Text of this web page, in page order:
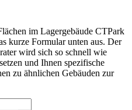
im Lagergebäude CTPark
kurze Formular unten aus. Der
wird sich so schnell wie
und Ihnen spezifische
zu ähnlichen Gebäuden zur